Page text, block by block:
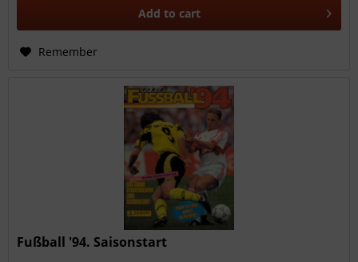
Add to cart
Remember
Fußball '94. Saisonstart